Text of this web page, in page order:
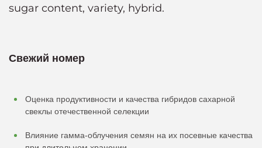
sugar content, variety, hybrid.
Свежий номер
Оценка продуктивности и качества гибридов сахарной
свеклы отечественной селекции
Влияние гамма-облучения семян на их посевные качества